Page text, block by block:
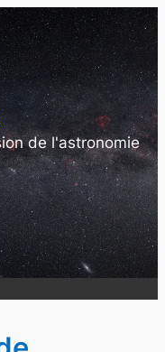
de l'astronomie